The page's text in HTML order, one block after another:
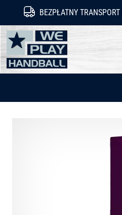
BEZPŁATNY TRANSPORT
WePlayHandball.pl